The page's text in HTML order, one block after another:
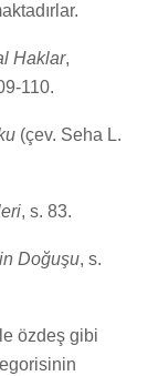
Haklar,
110.
(çev. Seha L.
, s. 83.
Doğuşu, s.
özdeş gibi